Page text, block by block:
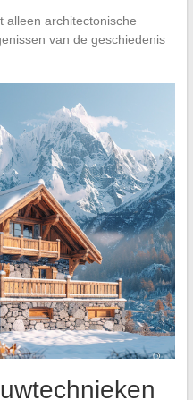
alleen architectonische
van de geschiedenis